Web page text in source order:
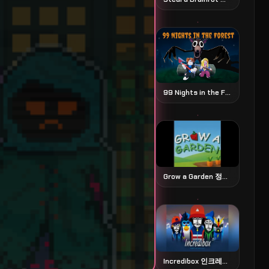
99 Nights in the Forest 99 나이츠 인 더 포레스트
Grow a Garden 정원 가꾸기 시뮬레이션
Incredibox 인크레디박스